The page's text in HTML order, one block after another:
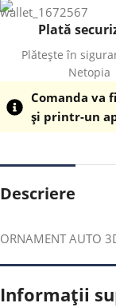
Plată
Plătește în
Netopia
Comanda va
și printr-un
Descriere
ORNAMENT AUTO
Informații